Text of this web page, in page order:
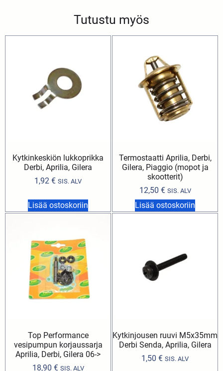
Tutustu myös
Kytkinkeskiön lukkoprikka
Derbi, Aprilia, Gilera
1,92 € SIS. ALV
Lisää ostoskoriin
Termostaatti Aprilia, Derbi,
Gilera, Piaggio (mopot ja
skootterit)
12,50 € SIS. ALV
Lisää ostoskoriin
Top Performance
vesipumpun korjaussarja
Aprilia, Derbi, Gilera 06->
18,90 € SIS. ALV
Kytkinjousen ruuvi M5x35mm
Derbi Senda, Aprilia, Gilera
1,50 € SIS. ALV